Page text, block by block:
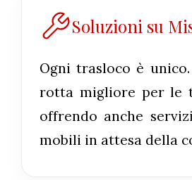
Soluzioni su
Ogni trasloco è
rotta migliore per le
offrendo anche
mobili in attesa della